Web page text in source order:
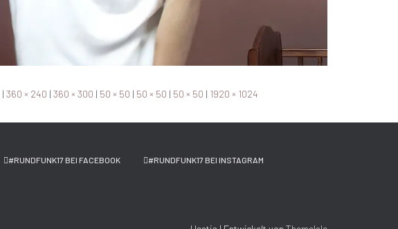
| 360 × 240 | 360 × 300 | 50 × 50 | 50 × 50 | 50 × 50 | 1920 × 1024
#RUNDFUNK17 BEI FACEBOOK #RUNDFUNK17 BEI INSTAGRAM